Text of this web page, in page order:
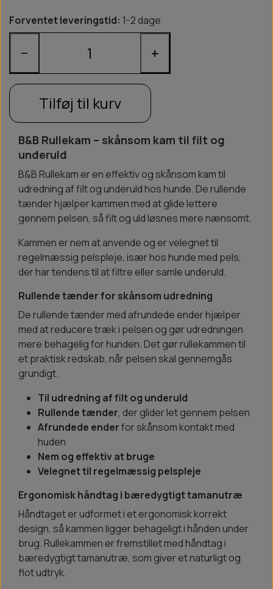
Forventet leveringstid: 1-2 dage
− +
Tilføj til kurv
B&B Rullekam – skånsom kam til filt og
underuld
B&B Rullekam er en effektiv og skånsom kam til
udredning af filt og underuld hos hunde. De rullende
tænder hjælper kammen med at glide lettere
gennem pelsen, så filt og uld løsnes mere nænsomt.
Kammen er nem at anvende og er velegnet til
regelmæssig pelspleje, især hos hunde med pels,
der har tendens til at filtre eller samle underuld.
Rullende tænder for skånsom udredning
De rullende tænder med afrundede ender hjælper
med at reducere træk i pelsen og gør udredningen
mere behagelig for hunden. Det gør rullekammen til
et praktisk redskab, når pelsen skal gennemgås
grundigt.
Til udredning af filt og underuld
Rullende tænder, der glider let gennem pelsen
Afrundede enderfor skånsom kontakt med
huden
Nem og effektiv at bruge
Velegnet til regelmæssig pelspleje
Ergonomisk håndtag i bæredygtigt tamanutræ
Håndtaget er udformet i et ergonomisk korrekt
design, så kammen ligger behageligt i hånden under
brug. Rullekammen er fremstillet med håndtag i
bæredygtigt tamanutræ, som giver et naturligt og
flot udtryk.